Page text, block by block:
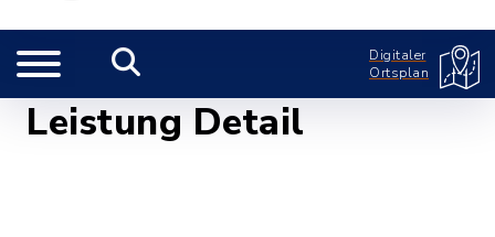
Digitaler
Ortsplan
Leistung Detail